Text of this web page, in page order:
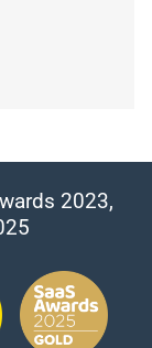
2023,